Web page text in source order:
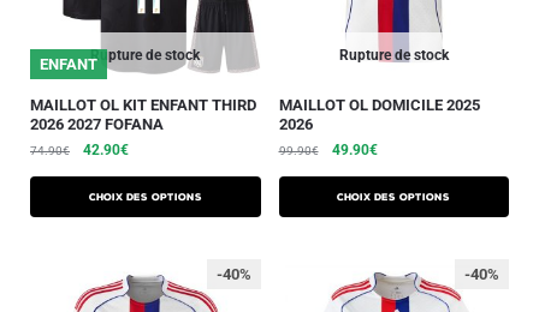
Rupture de stock
ENFANT
MAILLOT OL KIT ENFANT THIRD
2026 2027 FOFANA
74.90€ 42.90€
Choix des options
Rupture de stock
MAILLOT OL DOMICILE 2025
2026
99.90€ 49.90€
Choix des options
-40% -40%